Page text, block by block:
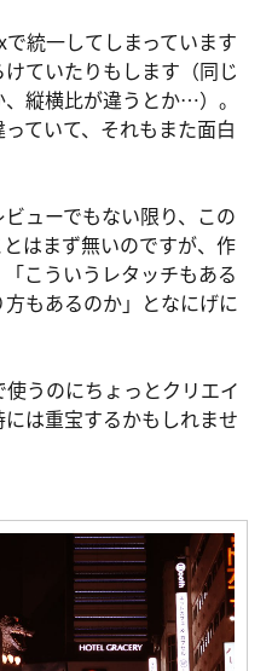
統一してしまっています
ていたりもします（同じ
縦横比が違うとか…）。
ていて、それもまた面白
ューでもない限り、この
はまず無いのですが、作
こういうレタッチもある
もあるのか」となにげに
うのにちょっとクリエイ
は重宝するかもしれませ